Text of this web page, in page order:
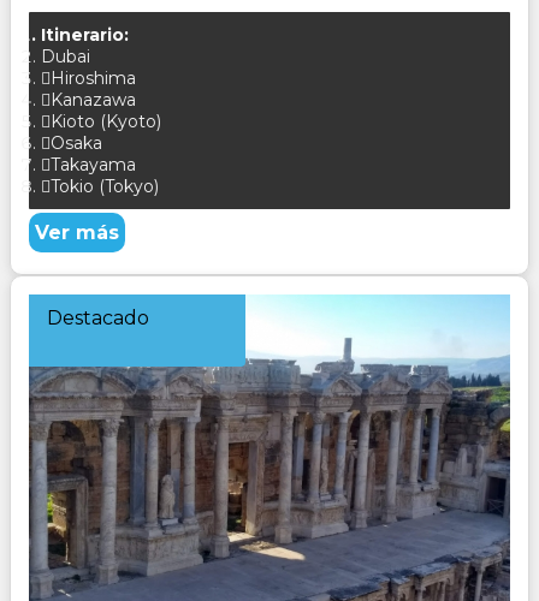
Itinerario:
Dubai
Hiroshima
Kanazawa
Kioto (Kyoto)
Osaka
Takayama
Tokio (Tokyo)
Ver más
Destacado